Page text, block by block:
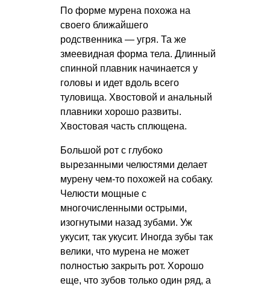
По форме мурена похожа на
своего ближайшего
родственника — угря. Та же
змеевидная форма тела. Длинный
спинной плавник начинается у
головы и идет вдоль всего
туловища. Хвостовой и анальный
плавники хорошо развиты.
Хвостовая часть сплющена.
Большой рот с глубоко
вырезанными челюстями делает
мурену чем-то похожей на собаку.
Челюсти мощные с
многочисленными острыми,
изогнутыми назад зубами. Уж
укусит, так укусит. Иногда зубы так
велики, что мурена не может
полностью закрыть рот. Хорошо
еще, что зубов только один ряд, а